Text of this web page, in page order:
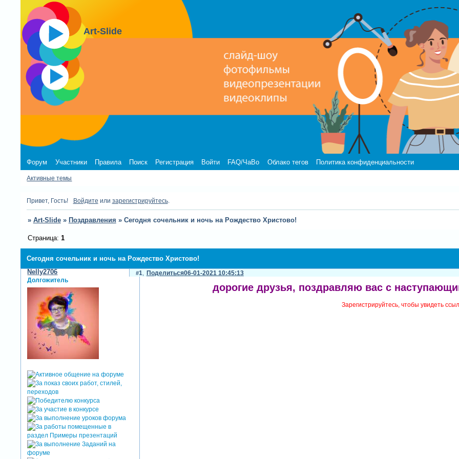
Art-Slide
Форум Участники Правила Поиск Регистрация Войти FAQ/ЧаВо Облако тегов Политика конфиденциальности
Активные темы
Привет, Гость! Войдите или зарегистрируйтесь.
» Art-Slide » Поздравления » Сегодня сочельник и ночь на Рождество Христово!
Сегодня сочельник и ночь на Рождество Христово!
Страница: 1
Поделиться
1 06-01-2021 10:45:13
Nelly2706
Долгожитель
дорогие друзья, поздравляю вас с
Зарегистрируйтесь, чтобы увидеть